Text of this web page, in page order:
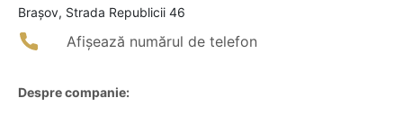
Braşov, Strada Republicii 46
Afișează numărul de telefon
Despre companie: